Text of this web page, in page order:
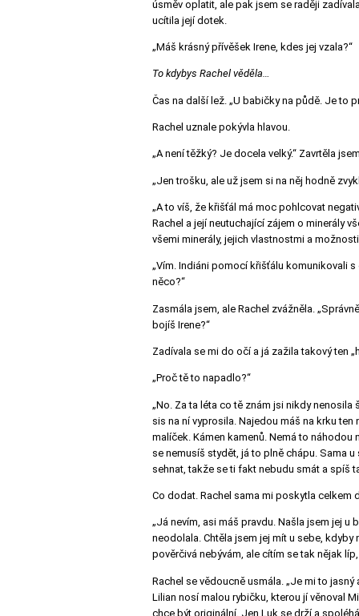
úsměv oplatit, ale pak jsem se raději
ucítila její dotek.
„Máš krásný přívěšek Irene, kdes jej vzala?“
To kdybys Rachel věděla…
Čas na další lež. „U babičky na půdě. Je to
Rachel uznale pokývla hlavou.
„A není těžký? Je docela velký.“ Zavrtěla
„Jen trošku, ale už jsem si na něj hodně
„A to víš, že křišťál má moc pohlcovat
Rachel a její neutuchající zájem o minerály
všemi minerály, jejich vlastnostmi a
„Vím. Indiáni pomocí křišťálu komunikovali
něco?“
Zasmála jsem, ale Rachel zvážněla.
bojíš Irene?“
Zadívala se mi do očí a já zažila takový ten
„Proč tě to napadlo?“
„No. Za ta léta co tě znám jsi nikdy
sis na ní vyprosila. Najedou máš na krku
malíček. Kámen kamenů. Nemá to
se nemusíš stydět, já to plně chápu. Sama
sehnat, takže se ti fakt nebudu smát a spíš
Co dodat. Rachel sama mi poskytla celkem
„Já nevím, asi máš pravdu. Našla jsem jej
neodolala. Chtěla jsem jej mít u sebe, kdyby
pověrčivá nebývám, ale cítím se tak nějak
Rachel se vědoucně usmála. „Je mi to jasný
Lilian nosí malou rybičku, kterou jí věnoval
chce být originální. Jen Luk se drží a